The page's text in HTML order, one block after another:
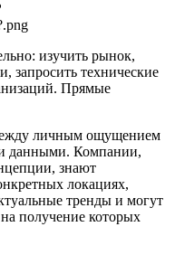
изучить рынок,
запросить технические
Прямые
личным ощущением
данными. Компании,
знают
локациях,
тренды и могут
получение которых